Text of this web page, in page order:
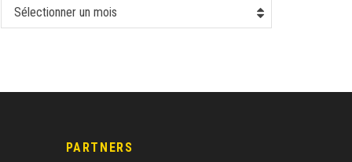
Sélectionner un mois
PARTNERS